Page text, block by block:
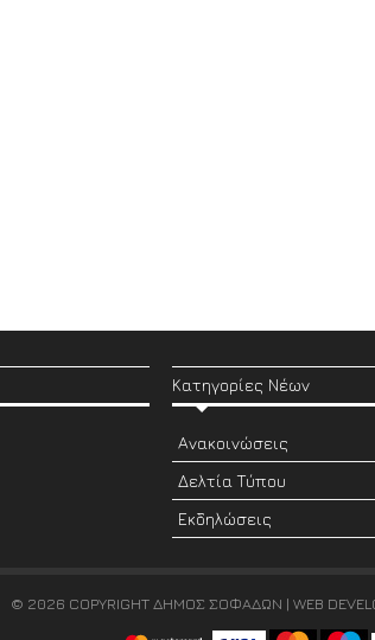
Κατηγορίες Νέων
Ανακοινώσεις
Δελτία Τύπου
Εκδηλώσεις
© 2026 COPYRIGHT ΔΗΜΟΣ ΣΟΦΑΔΩΝ | WEB